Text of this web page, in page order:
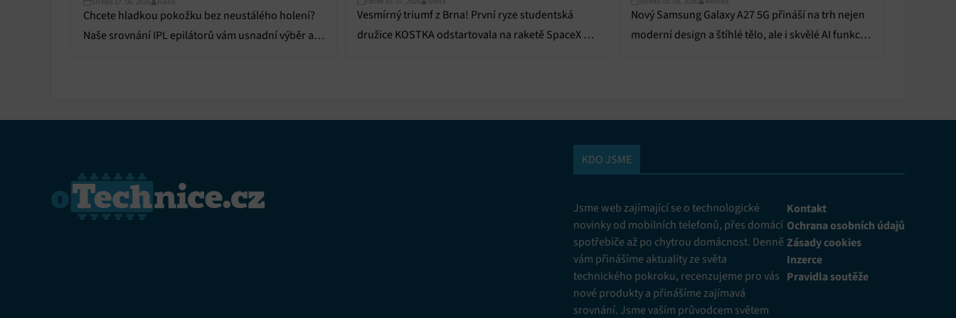
Chcete hladkou pokožku bez neustálého holení?
Naše srovnání IPL epilátorů vám usnadní výběr a
Vesmírný triumf z Brna! První ryze studentská
družice KOSTKA odstartovala na raketě SpaceX a
Nový Samsung Galaxy A27 5G přináší na trh nejen
moderní design a štíhlé tělo, ale i skvělé AI funkce
KDO JSME
Jsme web zajímající se o technologické
novinky od mobilních telefonů, přes domácí
spotřebiče až po chytrou domácnost. Denně
vám přinášíme aktuality ze světa
technického pokroku, recenzujeme pro vás
nové produkty a přinášíme zajímavá
srovnání. Jsme vaším průvodcem světem
Kontakt
Ochrana osobních údajů
Zásady cookies
Inzerce
Pravidla soutěže